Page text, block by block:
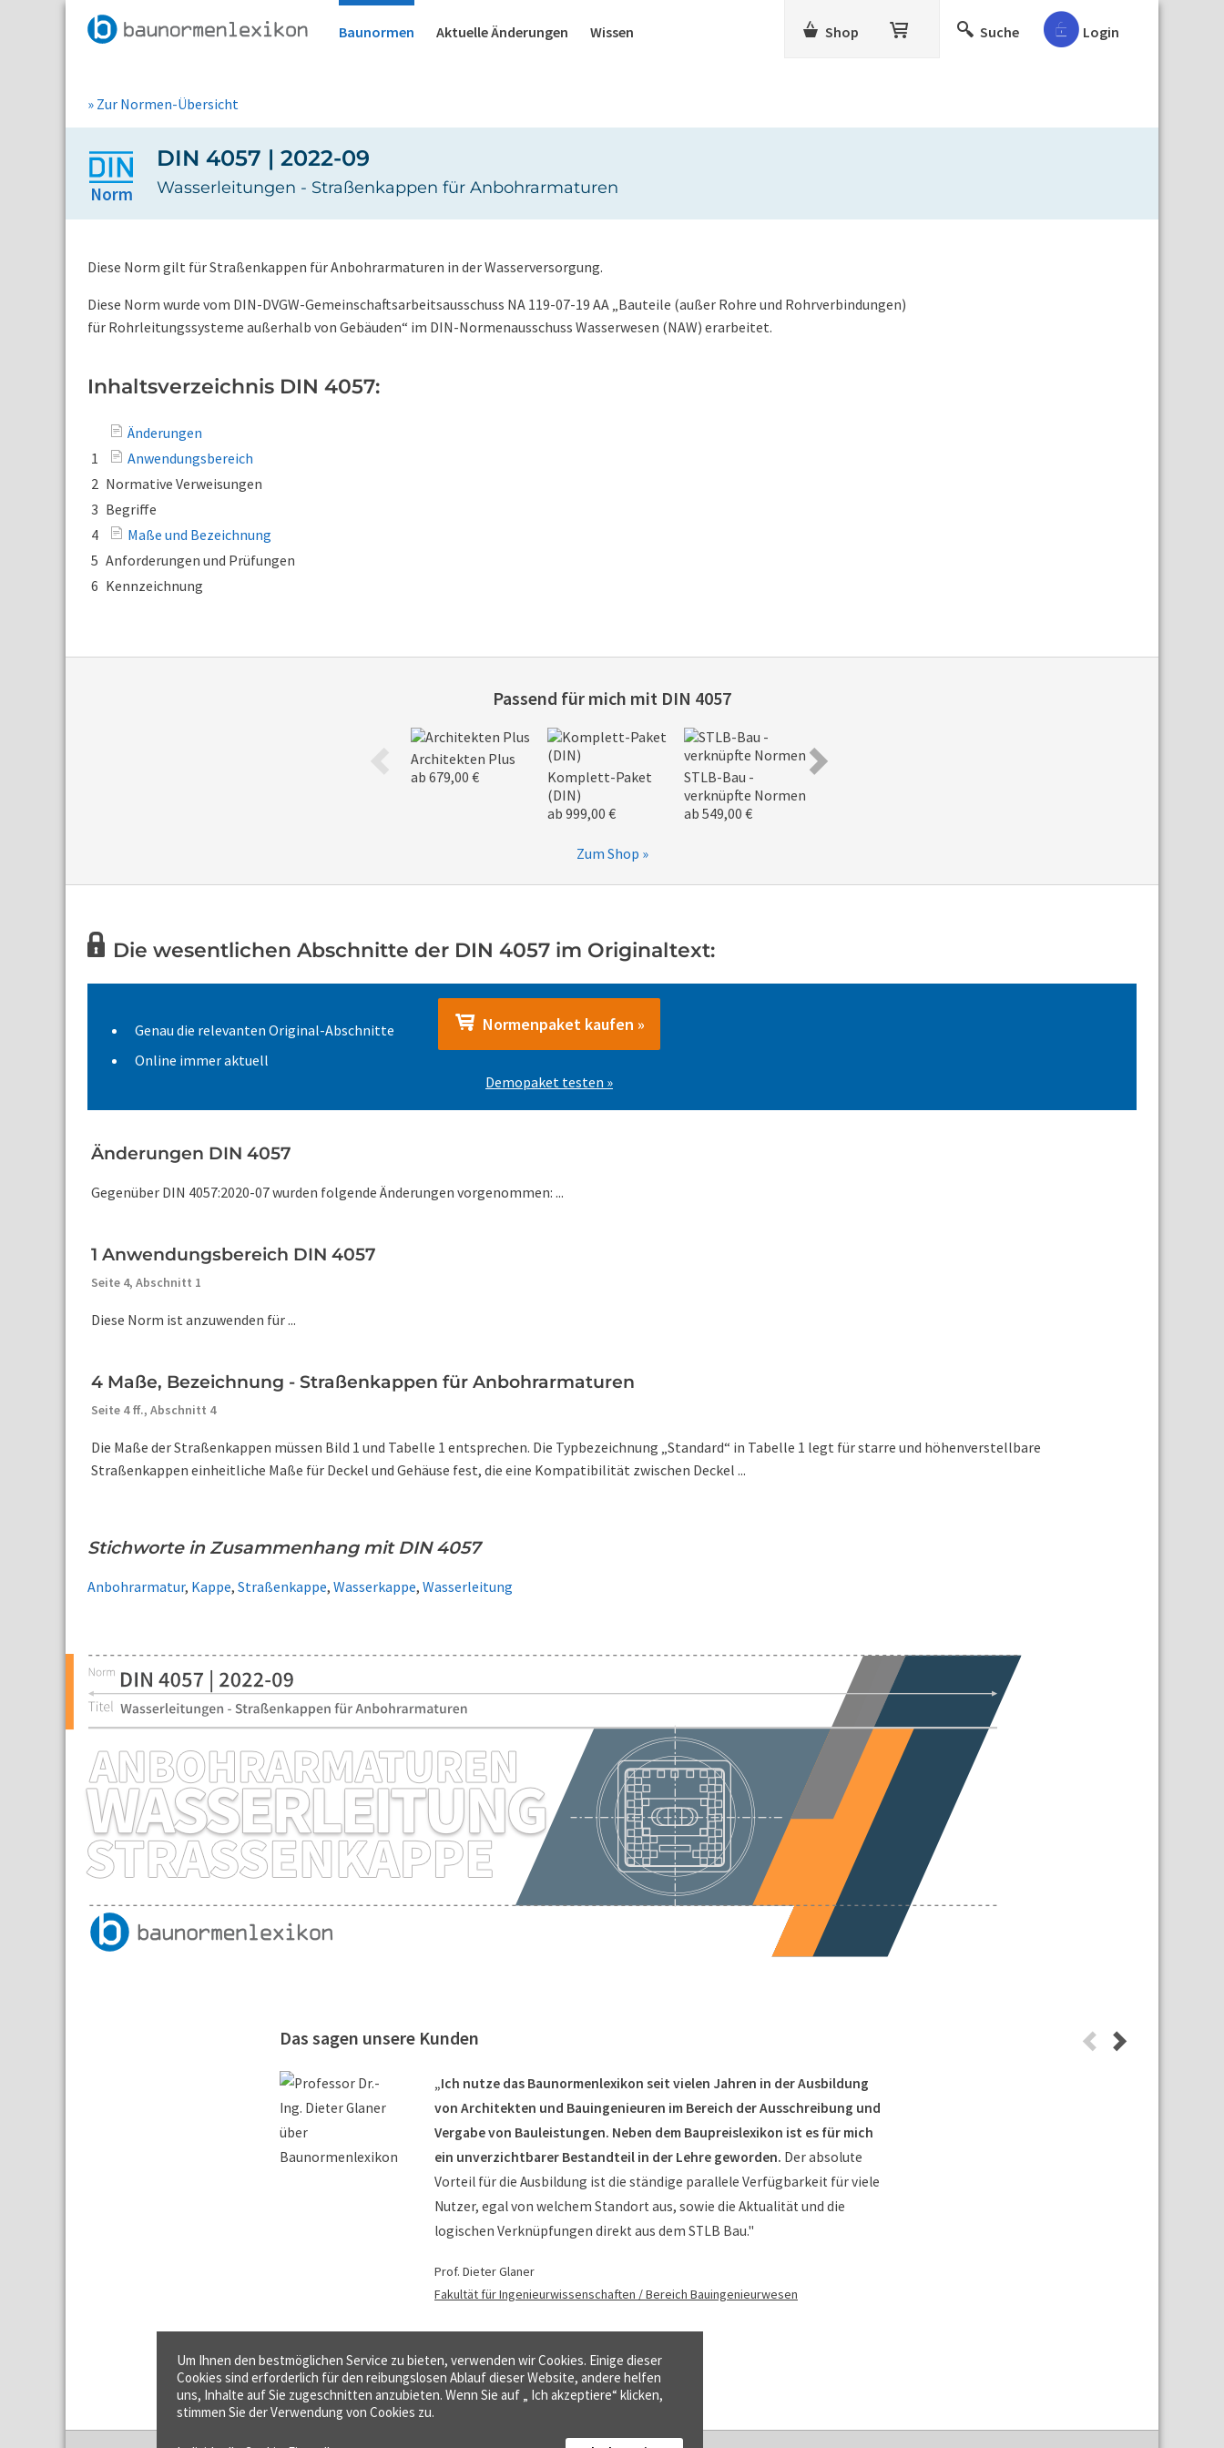
Baunormen Aktuelle Änderungen Wissen Shop Suche Login
» Zur Normen-Übersicht
Norm
DIN 4057 | 2022-09
Wasserleitungen - Straßenkappen für Anbohrarmaturen
Diese Norm gilt für Straßenkappen für Anbohrarmaturen in der Wasserversorgung.
Diese Norm wurde vom DIN-DVGW-Gemeinschaftsarbeitsausschuss NA 119-07-19 AA „Bauteile (außer Rohre und Rohrverbindungen)
für Rohrleitungssysteme außerhalb von Gebäuden“ im DIN-Normenausschuss Wasserwesen (NAW) erarbeitet.
Inhaltsverzeichnis DIN 4057:
Änderungen
1
Anwendungsbereich
2 Normative Verweisungen
3 Begriffe
4
Maße und Bezeichnung
5 Anforderungen und Prüfungen
6 Kennzeichnung
Passend für mich mit DIN 4057
Architekten Plus
ab 679,00 €
Komplett-Paket
(DIN)
ab 999,00 €
STLB-Bau -
verknüpfte Normen
ab 549,00 €
Zum Shop »
Die wesentlichen Abschnitte der DIN 4057 im Originaltext:
Genau die relevanten Original-Abschnitte
Online immer aktuell
Normenpaket kaufen »
Demopaket testen »
Änderungen DIN 4057
Gegenüber DIN 4057:2020-07 wurden folgende Änderungen vorgenommen: ...
1 Anwendungsbereich DIN 4057
Seite 4, Abschnitt 1
Diese Norm ist anzuwenden für ...
4 Maße, Bezeichnung - Straßenkappen für Anbohrarmaturen
Seite 4 ff., Abschnitt 4
Die Maße der Straßenkappen müssen Bild 1 und Tabelle 1 entsprechen. Die Typbezeichnung „Standard“ in Tabelle 1 legt für starre und höhenverstellbare
Straßenkappen einheitliche Maße für Deckel und Gehäuse fest, die eine Kompatibilität zwischen Deckel ...
Stichworte in Zusammenhang mit DIN 4057
Anbohrarmatur, Kappe, Straßenkappe, Wasserkappe, Wasserleitung
Das sagen unsere Kunden
„Ich nutze das Baunormenlexikon seit vielen Jahren in der Ausbildung
von Architekten und Bauingenieuren im Bereich der Ausschreibung und
Vergabe von Bauleistungen. Neben dem Baupreislexikon ist es für mich
ein unverzichtbarer Bestandteil in der Lehre geworden. Der absolute
Vorteil für die Ausbildung ist die ständige parallele Verfügbarkeit für viele
Nutzer, egal von welchem Standort aus, sowie die Aktualität und die
logischen Verknüpfungen direkt aus dem STLB Bau."
Prof. Dieter Glaner
Fakultät für Ingenieurwissenschaften / Bereich Bauingenieurwesen
Um Ihnen den bestmöglichen Service zu bieten, verwenden wir Cookies. Einige dieser
Cookies sind erforderlich für den reibungslosen Ablauf dieser Website, andere helfen
uns, Inhalte auf Sie zugeschnitten anzubieten. Wenn Sie auf „ Ich akzeptiere“ klicken,
stimmen Sie der Verwendung von Cookies zu.